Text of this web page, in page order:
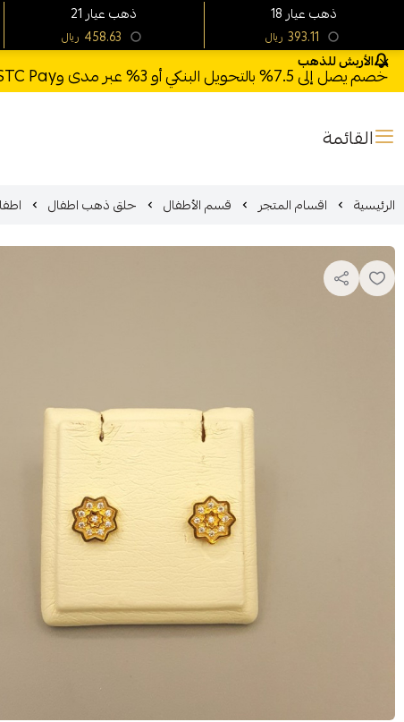
الأربش للذهب
خصم يصل إلى 7.5% بالتحويل البنكي أو 3% عبر مدى وSTC Pay + خصم بكود **X123** وشحن مجاني للطلبات فوق 1000 ريال
القائمة
الرئيسية اقسام المتجر قسم الأطفال حلق ذهب اطفال
21 ذهب عيار
ريال 458.63
18 ذهب عيار
ريال 393.11